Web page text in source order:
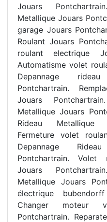
Jouars
Metallique Jouars
garage Jouars
Roulant Jouars
roulant electrique
Automatisme volet
Depannage
Pontchartrain.
Jouars
Metallique Jouars
Rideau Metallique
Fermeture volet
Depannage
Pontchartrain. Volet
Jouars
Metallique Jouars
électrique
Changer moteur
Pontchartrain.